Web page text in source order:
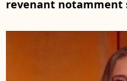
revenant notamment